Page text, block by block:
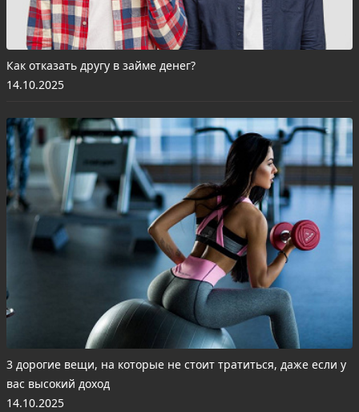
Как отказать другу в займе денег?
14.10.2025
3 дорогие вещи, на которые не стоит тратиться, даже если у
вас высокий доход
14.10.2025